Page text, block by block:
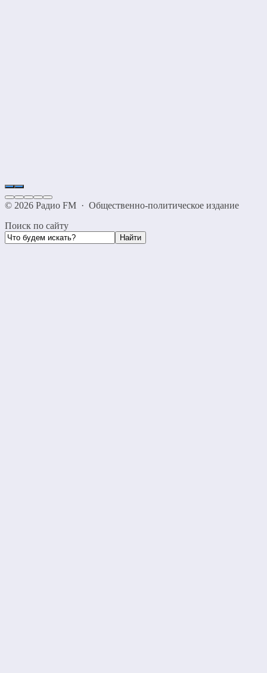
© 2026 Радио FM · Общественно-политическое издание
Поиск по сайту